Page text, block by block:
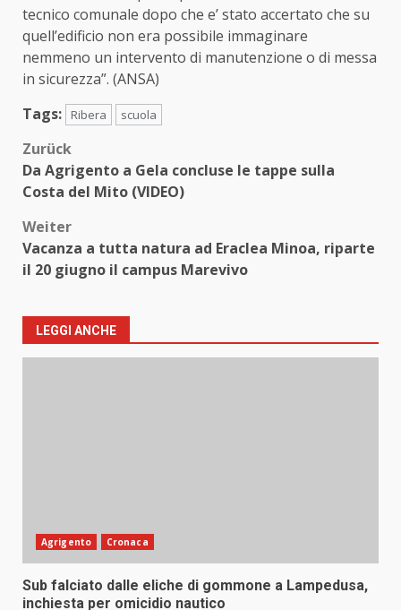
tecnico comunale dopo che e’ stato accertato che su
quell’edificio non era possibile immaginare
nemmeno un intervento di manutenzione o di messa
in sicurezza”. (ANSA)
Tags:
Ribera scuola
Beitragsnavigation
Zurück
Da Agrigento a Gela concluse le tappe sulla
Costa del Mito (VIDEO)
Weiter
Vacanza a tutta natura ad Eraclea Minoa, riparte
il 20 giugno il campus Marevivo
LEGGI ANCHE
Agrigento Cronaca
Sub falciato dalle eliche di gommone a Lampedusa,
inchiesta per omicidio nautico